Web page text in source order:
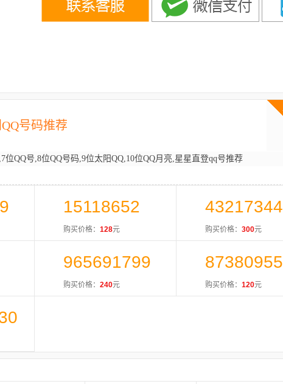
号码推荐
位QQ号,8位QQ号码,9位太阳QQ,10位QQ月亮,星星直登qq号推荐
15118652
购买价格： 128元
43217344
购买价格： 300元
965691799
购买价格： 240元
87380955
购买价格： 120元